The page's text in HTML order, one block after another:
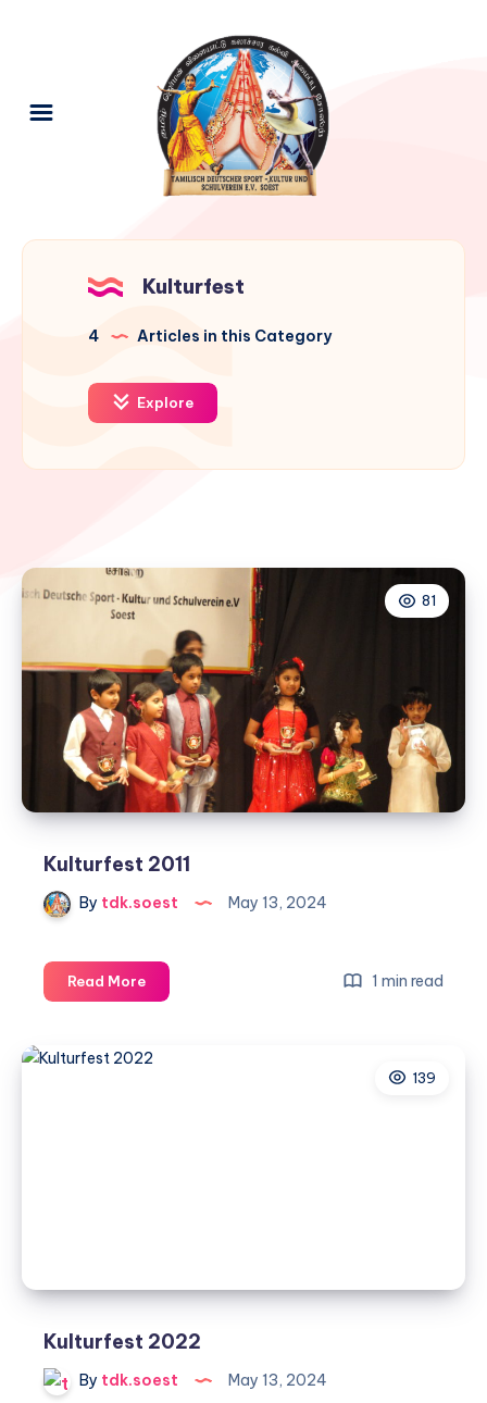
Kulturfest
4 Articles in this Category
Explore
81
Kulturfest 2011
By tdk.soest May 13, 2024
Read MoreKulturfest
2011
1 min read
139
Kulturfest 2022
By tdk.soest May 13, 2024